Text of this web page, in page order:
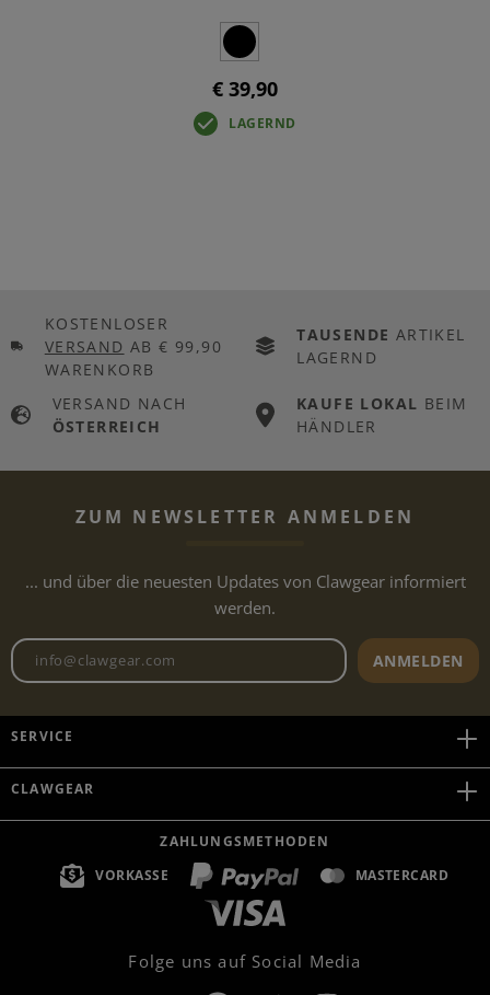
€ 39,90
LAGERND
KOSTENLOSER
VERSAND AB € 99,90
WARENKORB
TAUSENDE ARTIKEL
LAGERND
VERSAND NACH
ÖSTERREICH
KAUFE LOKAL BEIM
HÄNDLER
ZUM NEWSLETTER ANMELDEN
... und über die neuesten Updates von Clawgear informiert
werden.
Newsletter E-Mail-Adresse
ANMELDEN
SERVICE
CLAWGEAR
ZAHLUNGSMETHODEN
VORKASSE
MASTERCARD
Folge uns auf Social Media